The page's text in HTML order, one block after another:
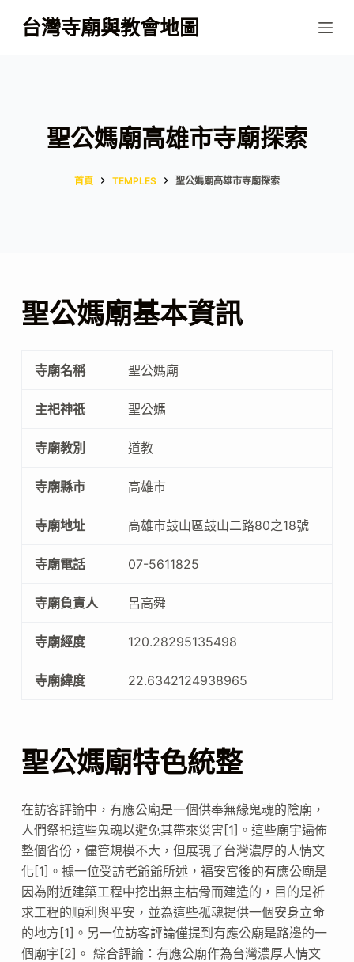
跳
至
台灣寺廟與教會地圖
聖公媽廟高雄市寺廟探索
首頁 TEMPLES 聖公媽廟高雄市寺廟探索
聖公媽廟基本資訊
寺廟名稱 聖公媽廟
主祀神祇 聖公媽
寺廟教別 道教
寺廟縣市 高雄市
寺廟地址 高雄市鼓山區鼓山二路80之18號
寺廟電話 07-5611825
寺廟負責人 呂高舜
寺廟經度 120.28295135498
寺廟緯度 22.6342124938965
聖公媽廟特色統整
在訪客評論中，有應公廟是一個供奉無緣鬼魂的陰廟，
人們祭祀這些鬼魂以避免其帶來災害[1]。這些廟宇遍佈
整個省份，儘管規模不大，但展現了台灣濃厚的人情文
化[1]。據一位受訪老爺爺所述，福安宮後的有應公廟是
因為附近建築工程中挖出無主枯骨而建造的，目的是祈
求工程的順利與平安，並為這些孤魂提供一個安身立命
的地方[1]。另一位訪客評論僅提到有應公廟是路邊的一
個廟宇[2]。 綜合評論：有應公廟作為台灣濃厚人情文